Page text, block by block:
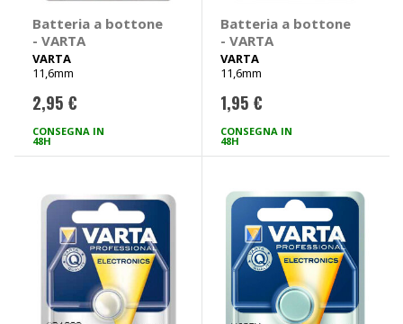
Batteria a bottone
- VARTA
VARTA
11,6mm
2,95 €
CONSEGNA IN
48H
Batteria a bottone
- VARTA
VARTA
11,6mm
1,95 €
CONSEGNA IN
48H